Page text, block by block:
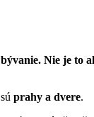
Nie je to
prahy a dvere.